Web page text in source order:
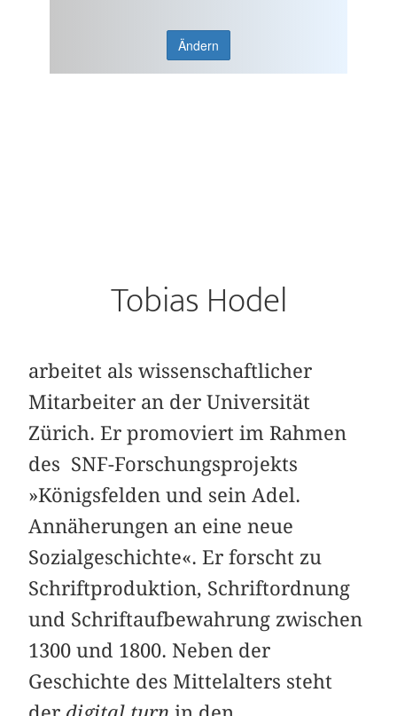
Ändern
Tobias Hodel
arbeitet als wissenschaftlicher
Mitarbeiter an der Universität
Zürich. Er promoviert im Rahmen
des SNF-Forschungsprojekts
»Königsfelden und sein Adel.
Annäherungen an eine neue
Sozialgeschichte«. Er forscht zu
Schriftproduktion, Schriftordnung
und Schriftaufbewahrung zwischen
1300 und 1800. Neben der
Geschichte des Mittelalters steht